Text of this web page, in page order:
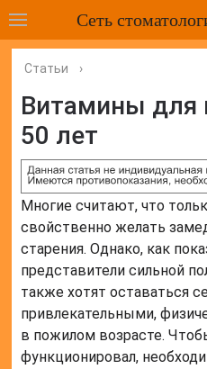
Сеть
Статьи ›
Витамины для
50 лет
Многие считают, что
свойственно желать
старения. Однако, как
представители сильной
также хотят оставаться
привлекательными,
в пожилом возрасте.
функционировал,